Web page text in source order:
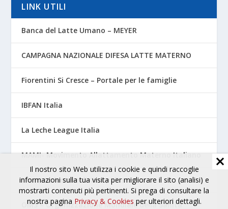
LINK UTILI
Banca del Latte Umano – MEYER
CAMPAGNA NAZIONALE DIFESA LATTE MATERNO
Fiorentini Si Cresce – Portale per le famiglie
IBFAN Italia
La Leche League Italia
MAMI- Movimento Allattamento Materno Italiano
Mamme Amiche di Campi Bisenzio
OMS – Organizzazione Mondiale della Sanità
Il nostro sito Web utilizza i cookie e quindi raccoglie
informazioni sulla tua visita per migliorare il sito (analisi) e
mostrarti contenuti più pertinenti. Si prega di consultare la
nostra pagina Privacy & Cookies per ulteriori dettagli.